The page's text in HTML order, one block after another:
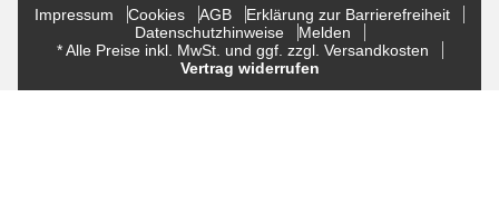
Impressum Cookies AGB
Erklärung zur Barrierefreiheit
Datenschutzhinweise
Melden
* Alle Preise inkl. MwSt. und ggf. zzgl. Versandkosten
Vertrag widerrufen